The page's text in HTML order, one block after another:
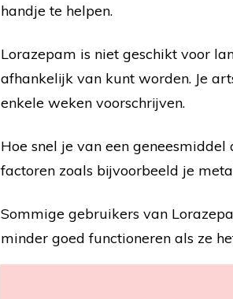
handje te helpen.
Lorazepam is niet geschikt voor
afhankelijk van kunt worden. Je
enkele weken voorschrijven.
Hoe snel je van een
factoren zoals bijvoorbeeld je
Sommige gebruikers van
minder goed functioneren als ze